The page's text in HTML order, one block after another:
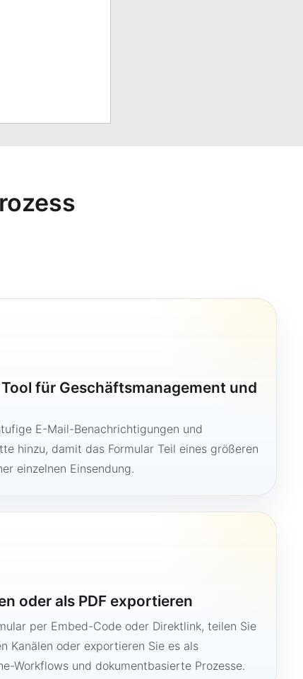
für Geschäftsmanagement und
E-Mail-Benachrichtigungen und
hinzu, damit das Formular Teil eines größeren
einzelnen Einsendung.
oder als PDF exportieren
per Embed-Code oder Direktlink, teilen Sie
Kanälen oder exportieren Sie es als
Workflows und dokumentbasierte Prozesse.